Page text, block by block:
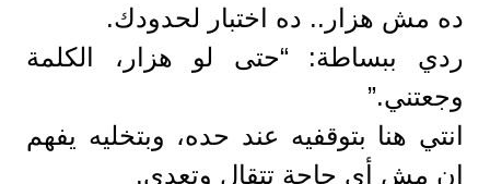
ده مش هزار.. ده اختبار لحدودك.
ردي ببساطة: “حتى لو هزار، الكلمة
وجعتني.”
انتي هنا بتوقفيه عند حده، وبتخليه يفهم
إن مش أي حاجة تتقال وتعدي.